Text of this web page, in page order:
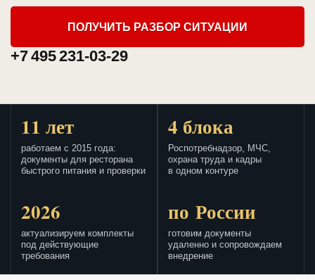
ПОЛУЧИТЬ РАЗБОР СИТУАЦИИ
+7 495 231-03-29
11 лет
работаем с 2015 года:
документы для ресторана
быстрого питания и проверки
4 блока
Роспотребнадзор, МЧС,
охрана труда и кадры
в одном контуре
2026
актуализируем комплекты
под действующие
требования
по России
готовим документы
удаленно и сопровождаем
внедрение